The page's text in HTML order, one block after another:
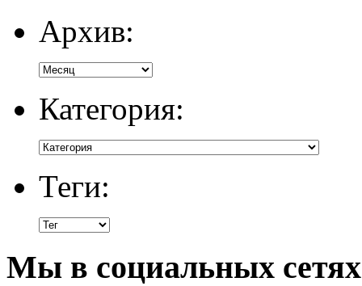
Архив:
Категория:
Теги:
Мы в социальных сетях